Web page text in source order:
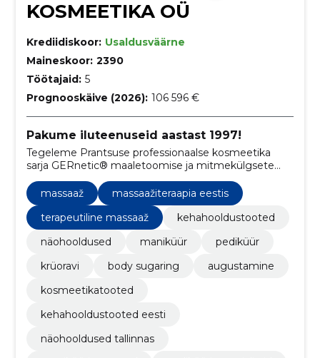
KOSMEETIKA OÜ
Krediidiskoor: Usaldusväärne
Maineskoor: 2390
Töötajaid: 5
Prognooskäive (2026): 106 596 €
Pakume iluteenuseid aastast 1997!
Tegeleme Prantsuse professionaalse kosmeetika
sarja GERnetic® maaletoomise ja mitmekülgsete
iluhooldusteenuste pakkumisega Tiia Ilusalongis.
massaaž
massaažiteraapia eestis
terapeutiline massaaž
kehahooldustooted
näohooldused
maniküür
pediküür
krüoravi
body sugaring
augustamine
kosmeetikatooted
kehahooldustooted eesti
näohooldused tallinnas